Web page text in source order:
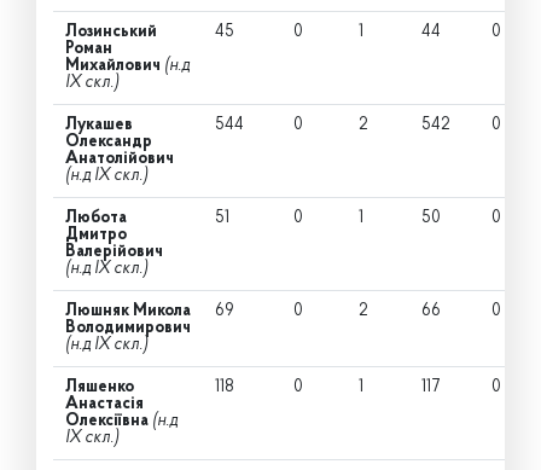
Лозинський
Роман
Михайлович (н.д
IX скл.)
45 0 1 44 0
Лукашев
Олександр
Анатолійович
(н.д IX скл.)
544 0 2 542 0
Любота
Дмитро
Валерійович
(н.д IX скл.)
51 0 1 50 0
Люшняк Микола
Володимирович
(н.д IX скл.)
69 0 2 66 0
Ляшенко
Анастасія
Олексіївна (н.д
IX скл.)
118 0 1 117 0